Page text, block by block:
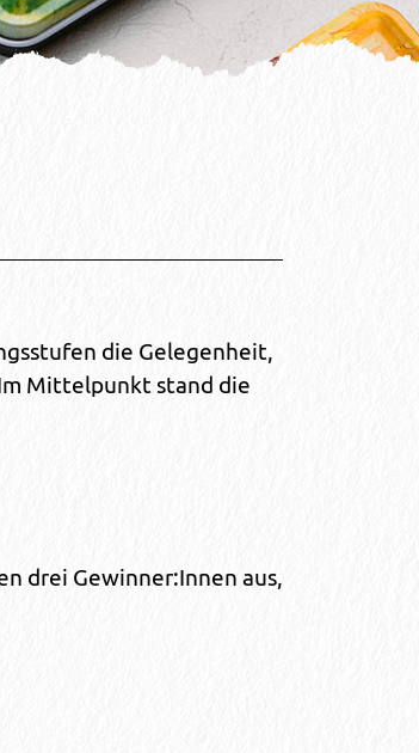
die Gelegenheit,
Mittelpunkt stand die
drei Gewinner:Innen aus,